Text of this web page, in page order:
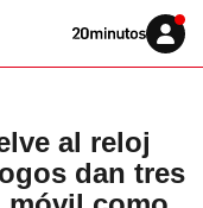
Volver
Iniciar
sesión
al reloj
dan tres